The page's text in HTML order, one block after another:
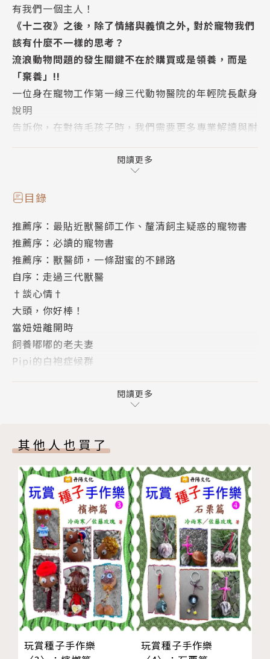
有我們一個主人！
《十二夜》之後，除了情緒與義憤之外, 對於寵物我們
該有什麼不一樣的思考？
流浪動物問題的發生關鍵不在於購買或是領養，而是
「棄養」!!
一位身在寵物工作第一線三代動物醫院的年輕院長獻身
說明
告訴你，在對待毛孩子時，我們需要更多專業解讀與耐
毛孩子，是許多人對於寵物的另一個稱呼。
而在熱情過後，遺棄了他。
《十二夜》過後，許多人重視到流浪動物問題，並憑借
著看完影片後的熱情，帶出毛孩子的「領養」風潮，但
風潮過後，往往因領養者的心態與專業知識準備不足而
發生了二次棄養。這對於毛孩子是二度的傷害，因為他
不會說人類的語言，不懂為什麼他會被主人第二次遺
棄!!
身在寵物工作第一線三代動物醫院的年輕院長--小獸
醫，從小生長在動物環繞的環境，他指出，許多人對於
丟棄失去寵愛的物品，似乎也合於邏輯？！小獸醫說：
《毛孩子，不哭了─小獸醫的醫診情緣》以50篇文
章，用感性、知性、理性，更具人性真實溫暖的故事，
分成「談心情」、「說觀念」、「看問題」三個部份，
告訴你，對待毛孩子，必須要有的熱心、耐心、細心與
專業，讓你重新與毛孩子結緣！並重新定義那股對動物
的愛與責任。
作者簡介
林煜淳
全台灣第一間私人動物醫院「博愛動物醫院」第三代院
長、台北市獸醫師公會現任理事。國立中興大學獸醫系
畢業。於小動物臨床工作十餘年，主要診療範圍為狗、
貓、麝香豬等內外科疾病。
閱讀更多
目錄
推薦序：最貼近獸醫師工作、釐清飼主疑惑的寵物書
推薦序：必讀的寵物書
推薦序：獸醫師，一條甜蜜的不歸路
自序：走過三代獸醫
†談心情†
大頭，你好棒！
當妞妞離開時
飼養嘟嘟的老夫妻
Pipi的白袍症候群
心情三溫暖
小獸醫的大欣慰
小獸醫看動物園
小獸醫上電視了
子犬和泡芙
†說觀念†
小熊的熱血
不離不棄的愛
真愛回饋
重視寵物醫療權
不得不的安樂術
買寵物回家要注意的事
閱讀更多
其他人也買了
玩賞種子手作樂
玩賞種子手作樂